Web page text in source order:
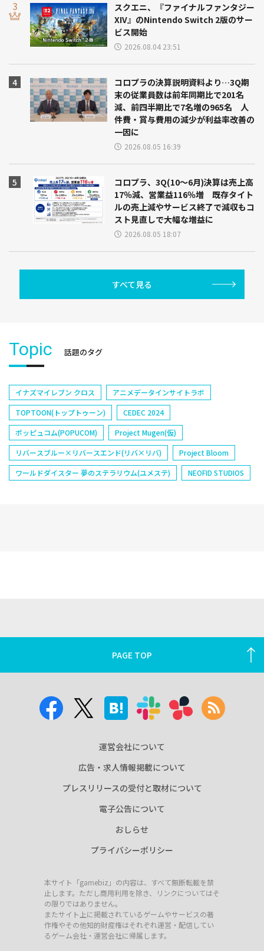
スクエニ、『ファイナルファンタジー
XIV』のNintendo Switch 2版のサー
ビス開始
2026.08.04 23:51
コロプラの決算説明資料より…3Q期
末の従業員数は前年同期比で201名
減、前四半期比で7名増の965名 人
件費・賞与費用の減少が利益率改善の
一因に
2026.08.05 16:39
コロプラ、3Q(10～6月)決算は売上高
17％減、営業益116％増 既存タイト
ルの売上減やサービス終了で減収もコ
スト見直しで大幅な増益に
2026.08.05 18:07
すべて見る
Topic 話題のタグ
イナズマイレブン クロス
アニメデータインサイトラボ
TOPTOON(トップトゥーン)
CEDEC 2024
ポッピュコム(POPUCOM)
Project Mugen(仮)
リバースブルー×リバースエンド(リバ×リバ)
Project Bloom
ワールドダイスター 夢のステラリウム(ユメステ)
NEOFID STUDIOS
PAGE TOP
運営会社について
広告・求人情報掲載について
プレスリリースの受付と取材について
電子公告について
おしらせ
プライバシーポリシー
本サイト「gamebiz」の内容は、すべて無断転載を禁
止します。ただし商用利用を除き、リンクについてはそ
の限りではありません。
またサイト上に掲載されているゲームやサービスの著
作権やその他知的財産権はそれぞれ運営・配信してい
るゲーム会社・運営会社に帰属します。